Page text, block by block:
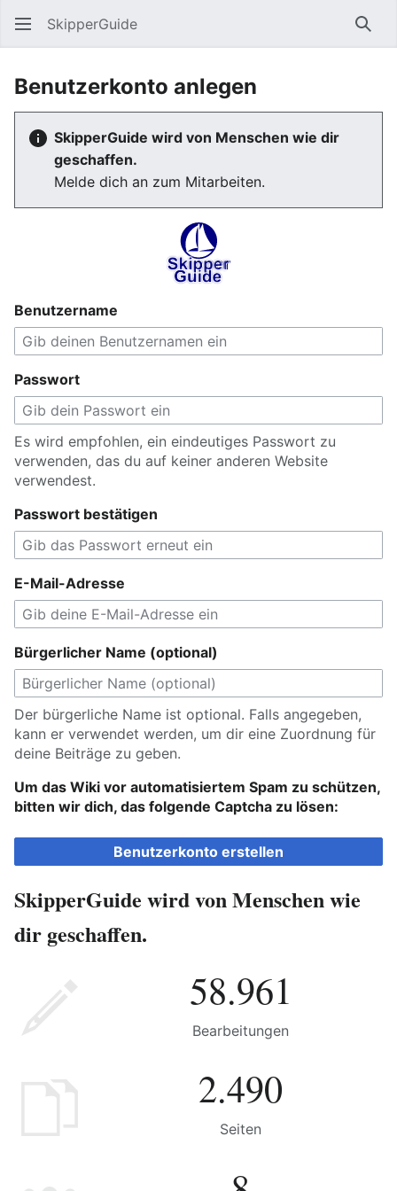
SkipperGuide
Benutzerkonto anlegen
SkipperGuide wird von Menschen wie dir
geschaffen.
Melde dich an zum Mitarbeiten.
Benutzername
Passwort
Es wird empfohlen, ein eindeutiges Passwort zu
verwenden, das du auf keiner anderen Website
verwendest.
Passwort bestätigen
E-Mail-Adresse
Bürgerlicher Name (optional)
Der bürgerliche Name ist optional. Falls angegeben,
kann er verwendet werden, um dir eine Zuordnung für
deine Beiträge zu geben.
Um das Wiki vor automatisiertem Spam zu schützen,
bitten wir dich, das folgende Captcha zu lösen:
Benutzerkonto erstellen
SkipperGuide wird von Menschen wie
dir geschaffen.
58.961
Bearbeitungen
2.490
Seiten